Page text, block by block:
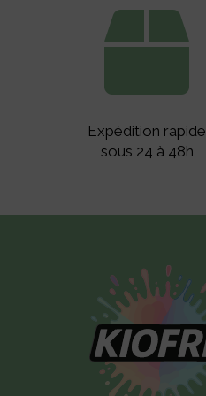

Expédition rapide
sous 24 à 48h